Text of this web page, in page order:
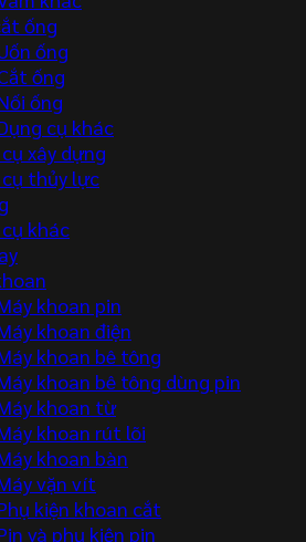
ống
ống
ống
ống
cụ khác
xây dựng
cụ thủy lực
khác
khoan pin
khoan điện
khoan bê tông
khoan bê tông dùng pin
khoan từ
khoan rút lõi
khoan bàn
vặn vít
kiện khoan cắt
và phụ kiện pin